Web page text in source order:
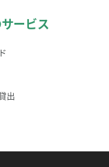
ービス
出